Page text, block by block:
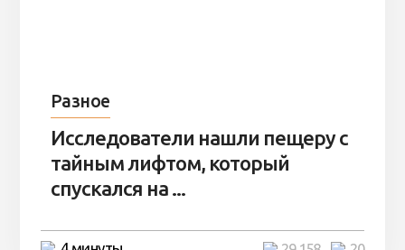
Разное
Исследователи нашли пещеру с
тайным лифтом, который
спускался на ...